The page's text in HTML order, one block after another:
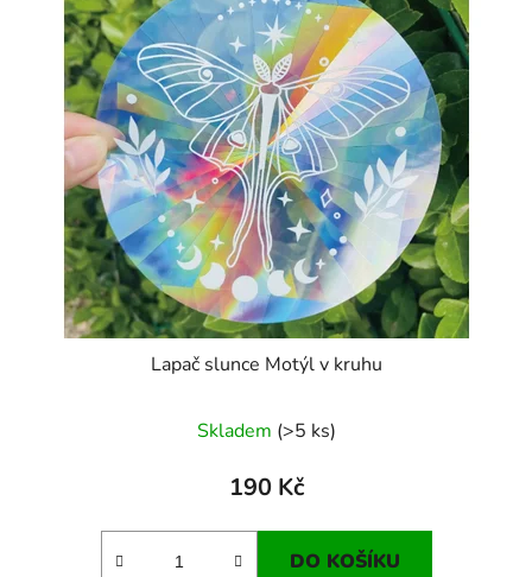
Lapač slunce Motýl v kruhu
Skladem (>5 ks)
190 Kč
DO KOŠÍKU